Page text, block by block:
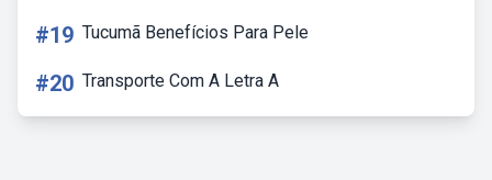
#19 Tucumã Benefícios Para Pele
#20 Transporte Com A Letra A